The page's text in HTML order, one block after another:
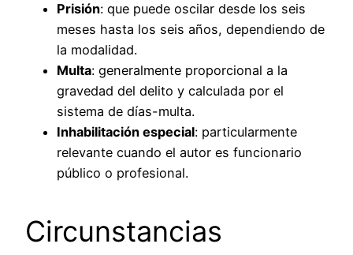
Prisión: que puede oscilar desde los seis
meses hasta los seis años, dependiendo de
la modalidad.
Multa: generalmente proporcional a la
gravedad del delito y calculada por el
sistema de días-multa.
Inhabilitación especial: particularmente
relevante cuando el autor es funcionario
público o profesional.
Circunstancias